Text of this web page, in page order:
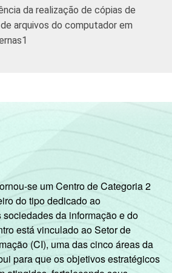
Até R$760 18
R$761-R$1140
A
B 22
C 15 25
da realização de cópias de
arquivos do computador em
se um Centro de Categoria 2
do tipo dedicado ao
da informação e do
está vinculado ao Setor de
(CI), uma das cinco áreas da
para que os objetivos estratégicos